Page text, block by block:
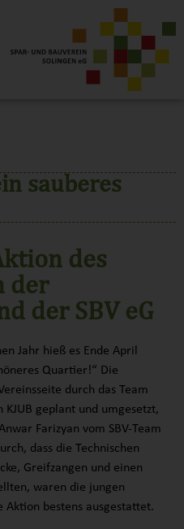
sauberes
des
der
der SBV eG
Jahr hieß es Ende April
Quartier!“ Die
durch das Team
geplant und umgesetzt,
Farizyan vom SBV-Team
dass die Technischen
Greifzangen und einen
waren die jungen
bestens ausgestattet.